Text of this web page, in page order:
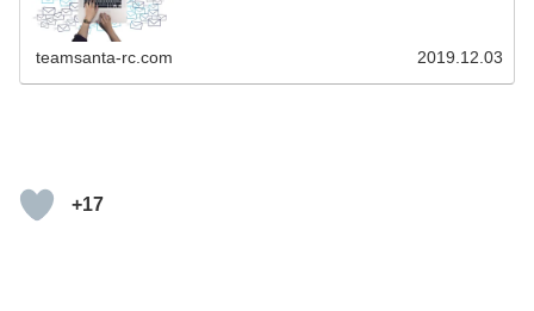
teamsanta-rc.com 2019.12.03
+17